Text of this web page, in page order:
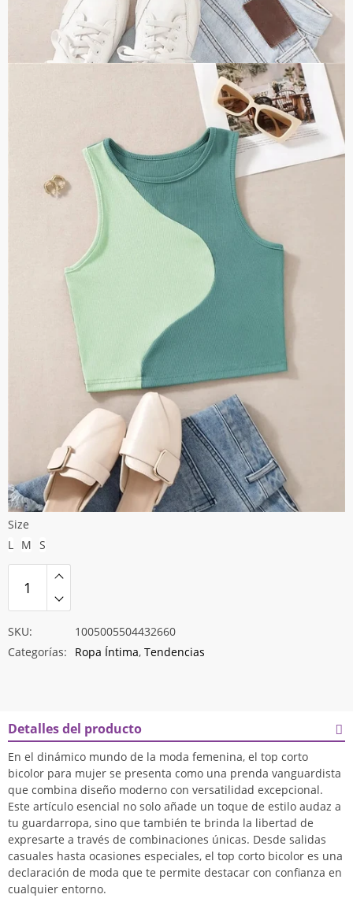
Size
L M S
SKU:
1005005504432660
Categorías:
Ropa Íntima, Tendencias
Detalles del producto
En el dinámico mundo de la moda femenina, el top corto
bicolor para mujer se presenta como una prenda vanguardista
que combina diseño moderno con versatilidad excepcional.
Este artículo esencial no solo añade un toque de estilo audaz a
tu guardarropa, sino que también te brinda la libertad de
expresarte a través de combinaciones únicas. Desde salidas
casuales hasta ocasiones especiales, el top corto bicolor es una
declaración de moda que te permite destacar con confianza en
cualquier entorno.